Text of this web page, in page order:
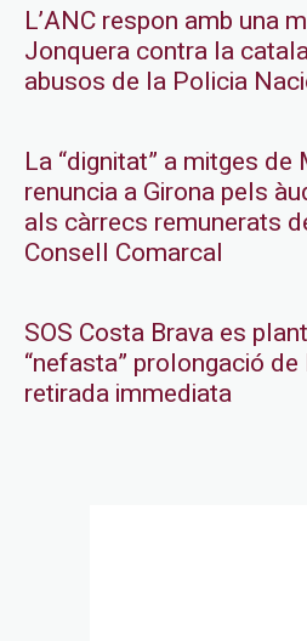
L’ANC respon amb una
Jonquera contra la
abusos de la Policia
La “dignitat” a mitges de
renuncia a Girona pels
als càrrecs remunerats
Consell Comarcal
SOS Costa Brava es
“nefasta” prolongació de
retirada immediata